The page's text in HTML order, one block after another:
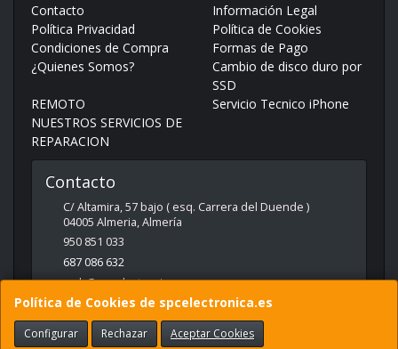
Política de Cookies de spcelectronica.es
Configurar Rechazar Aceptar Cookies
Contacto
Información Legal
Política Privacidad
Política de Cookies
Condiciones de Compra
Formas de Pago
¿Quienes Somos?
Cambio de disco duro por
SSD
REMOTO
Servicio Tecnico iPhone
NUESTROS SERVICIOS DE
REPARACION
Contacto
C/ Altamira, 57 bajo ( esq. Carrera del Duende )
04005 Almeria,Almería
950 851 033
687 086 632
web@spcelectronica.es
Horario